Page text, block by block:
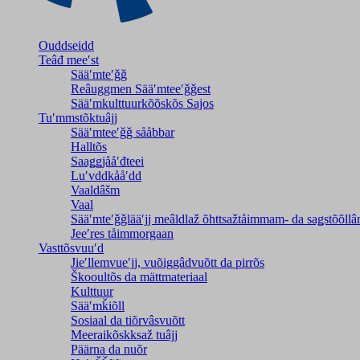
Ouddseidd
Teâđ meeʹst
Sääʹmteʹǧǧ
Reâuggmen Sääʹmteeʹǧǧest
Sääʹmkulttuurkõõskõs Sajos
Tuʹmmstõktuâjj
Sääʹmteeʹǧǧ sååbbar
Halltõs
Saaǥǥjååʹđteei
Luʹvddkååʹdd
Vaaldâšm
Vaal
Sääʹmteʹǧǧlääʹjj meâldlaž õhttsažtåimmam- da
Jeeʹres tåimmorgaan
Vasttõsvuuʹd
Jieʹllemvueʹjj, vuõiggâdvuõtt da pirrõs
Škooultõs da mättmateriaal
Kulttuur
Sääʹmǩiõll
Sosiaal da tiõrvâsvuõtt
Meeraikõskksaž tuâjj
Päärna da nuõr